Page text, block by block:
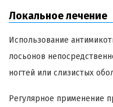
Локальное лечение
Использование
лосьонов
ногтей или слизистых
Регулярное применение